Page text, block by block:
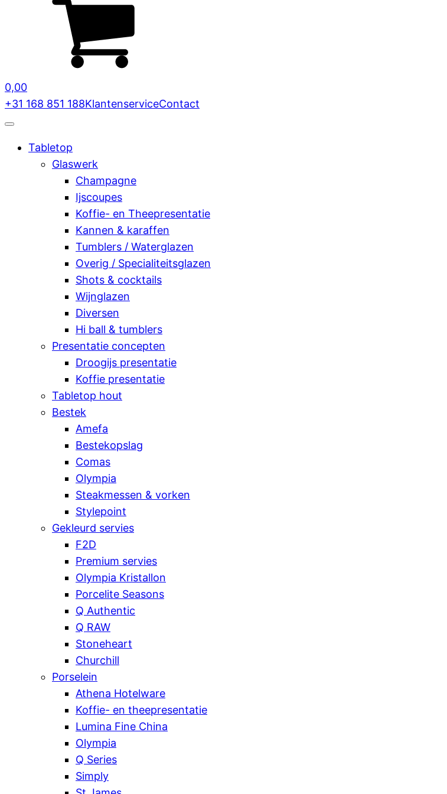
0,00
+31 168 851 188KlantenserviceContact
Tabletop
Glaswerk
Champagne
Ijscoupes
Koffie- en Theepresentatie
Kannen & karaffen
Tumblers / Waterglazen
Overig / Specialiteitsglazen
Shots & cocktails
Wijnglazen
Diversen
Hi ball & tumblers
Presentatie concepten
Droogijs presentatie
Koffie presentatie
Tabletop hout
Bestek
Amefa
Bestekopslag
Comas
Olympia
Steakmessen & vorken
Stylepoint
Gekleurd servies
F2D
Premium servies
Olympia Kristallon
Porcelite Seasons
Q Authentic
Q RAW
Stoneheart
Churchill
Porselein
Athena Hotelware
Koffie- en theepresentatie
Lumina Fine China
Olympia
Q Series
Simply